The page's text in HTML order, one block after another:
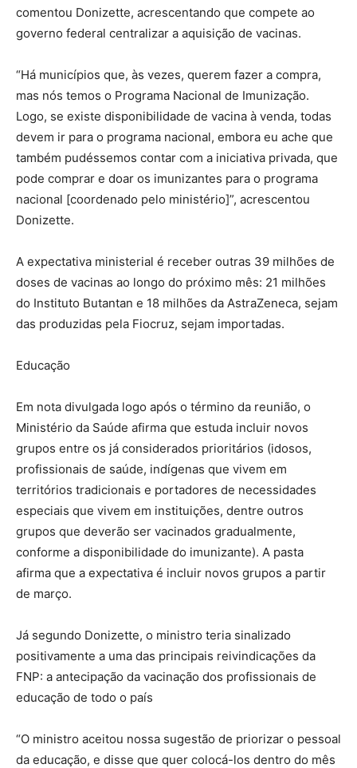
comentou Donizette, acrescentando que compete ao
governo federal centralizar a aquisição de vacinas.
“Há municípios que, às vezes, querem fazer a compra,
mas nós temos o Programa Nacional de Imunização.
Logo, se existe disponibilidade de vacina à venda, todas
devem ir para o programa nacional, embora eu ache que
também pudéssemos contar com a iniciativa privada, que
pode comprar e doar os imunizantes para o programa
nacional [coordenado pelo ministério]”, acrescentou
Donizette.
A expectativa ministerial é receber outras 39 milhões de
doses de vacinas ao longo do próximo mês: 21 milhões
do Instituto Butantan e 18 milhões da AstraZeneca, sejam
das produzidas pela Fiocruz, sejam importadas.
Educação
Em nota divulgada logo após o término da reunião, o
Ministério da Saúde afirma que estuda incluir novos
grupos entre os já considerados prioritários (idosos,
profissionais de saúde, indígenas que vivem em
territórios tradicionais e portadores de necessidades
especiais que vivem em instituições, dentre outros
grupos que deverão ser vacinados gradualmente,
conforme a disponibilidade do imunizante). A pasta
afirma que a expectativa é incluir novos grupos a partir
de março.
Já segundo Donizette, o ministro teria sinalizado
positivamente a uma das principais reivindicações da
FNP: a antecipação da vacinação dos profissionais de
educação de todo o país
“O ministro aceitou nossa sugestão de priorizar o pessoal
da educação, e disse que quer colocá-los dentro do mês